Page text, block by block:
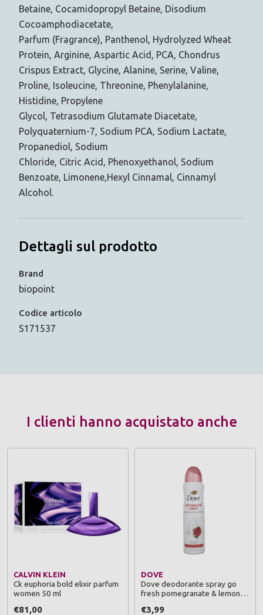
Betaine, Cocamidopropyl Betaine, Disodium
Cocoamphodiacetate,
Parfum (Fragrance), Panthenol, Hydrolyzed Wheat
Protein, Arginine, Aspartic Acid, PCA, Chondrus
Crispus Extract, Glycine, Alanine, Serine, Valine,
Proline, Isoleucine, Threonine, Phenylalanine,
Histidine, Propylene
Glycol, Tetrasodium Glutamate Diacetate,
Polyquaternium-7, Sodium PCA, Sodium Lactate,
Propanediol, Sodium
Chloride, Citric Acid, Phenoxyethanol, Sodium
Benzoate, Limonene,Hexyl Cinnamal, Cinnamyl
Alcohol.
Dettagli sul prodotto
Brand
biopoint
Codice articolo
S171537
I clienti hanno acquistato anche
CALVIN KLEIN
Ck euphoria bold elixir parfum
women 50 ml
€81,00
DOVE
Dove deodorante spray go
fresh pomegranate & lemon
€3,99